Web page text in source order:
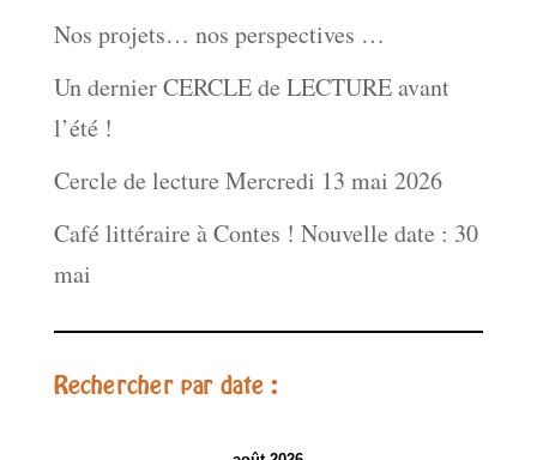
Nos projets… nos perspectives …
Un dernier CERCLE de LECTURE avant
l’été !
Cercle de lecture Mercredi 13 mai 2026
Café littéraire à Contes ! Nouvelle date : 30
mai
Rechercher par date :